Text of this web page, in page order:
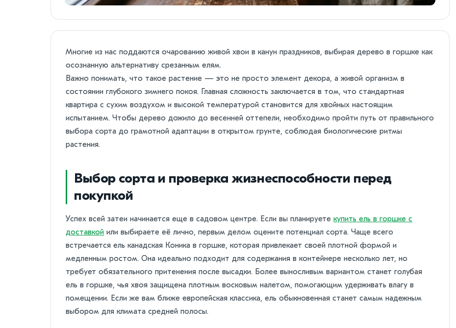
Многие из нас поддаются очарованию живой хвои в канун праздников, выбирая дерево в горшке как
осознанную альтернативу срезанным елям.
Важно понимать, что такое растение — это не просто элемент декора, а живой организм в
состоянии глубокого зимнего покоя. Главная сложность заключается в том, что стандартная
квартира с сухим воздухом и высокой температурой становится для хвойных настоящим
испытанием. Чтобы дерево дожило до весенней оттепели, необходимо пройти путь от правильного
выбора сорта до грамотной адаптации в открытом грунте, соблюдая биологические ритмы
растения.
Выбор сорта и проверка жизнеспособности перед
покупкой
Успех всей затеи начинается еще в садовом центре. Если вы планируете купить ель в горшке с
доставкой или выбираете её лично, первым делом оцените потенциал сорта. Чаще всего
встречается ель канадская Коника в горшке, которая привлекает своей плотной формой и
медленным ростом. Она идеально подходит для содержания в контейнере несколько лет, но
требует обязательного притенения после высадки. Более выносливым вариантом станет голубая
ель в горшке, чья хвоя защищена плотным восковым налетом, помогающим удерживать влагу в
помещении. Если же вам ближе европейская классика, ель обыкновенная станет самым надежным
выбором для климата средней полосы.